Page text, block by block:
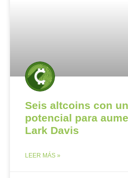
Seis altcoins con
potencial para
Lark Davis
LEER MÁS »